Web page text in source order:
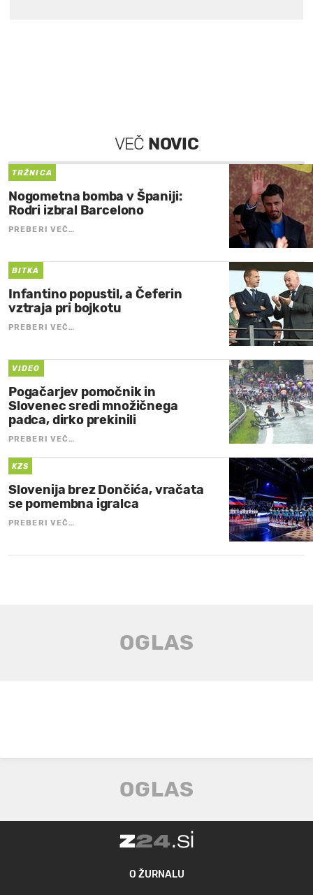
VEČ NOVIC
TRŽNICA
Nogometna bomba v Španiji:
Rodri izbral Barcelono
PREBERI VEČ…
BITKA
Infantino popustil, a Čeferin
vztraja pri bojkotu
PREBERI VEČ…
VIDEO
Pogačarjev pomočnik in
Slovenec sredi množičnega
padca, dirko prekinili
PREBERI VEČ…
KZS
Slovenija brez Dončića, vračata
se pomembna igralca
PREBERI VEČ…
O ŽURNALU